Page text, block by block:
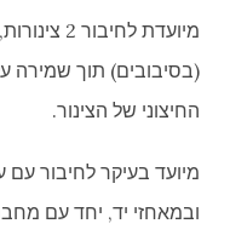
מיועדת
(בסיבובים) תוך שמירה
החיצוני של הצינור.
מיועד בעיקר לחיבור
ובמאחזי יד, יחד עם